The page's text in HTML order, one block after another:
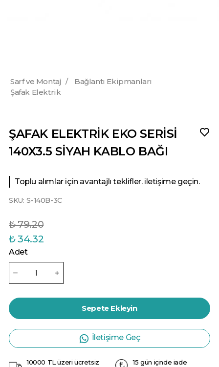
Sarf ve Montaj /
Bağlantı Ekipmanları
Şafak Elektrik
ŞAFAK ELEKTRİK EKO SERİSİ
140X3.5 SİYAH KABLO BAĞI
Toplu alımlar için avantajlı teklifler. iletişime geçin.
SKU: S-140B-3C
₺ 79.20
₺ 34.32
Adet
Sepete Ekleyin
İletişime Geç
10000 TL üzeri ücretsiz
15 gün içinde iade